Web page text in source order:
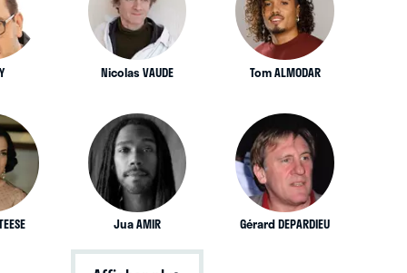
Nicolas VAUDE Tom ALMODAR
Jua AMIR Gérard DEPARDIEU